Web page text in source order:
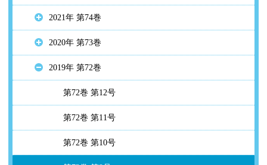
2021年 第74巻
2020年 第73巻
2019年 第72巻
第72巻 第12号
第72巻 第11号
第72巻 第10号